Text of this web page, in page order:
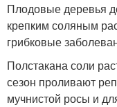
Плодовые деревья
крепким соляным
грибковые
Полстакана соли
сезон проливают
мучнистой росы и